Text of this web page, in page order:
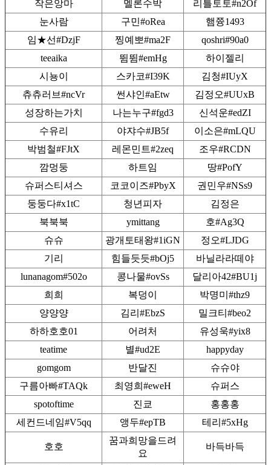
작은앙마
멜론수박
리틀토토#n2Of
눈사람
구민#oRea
햄쯍1493
임★선#DzjF
찡예뽀#ma2F
qoshri#90a0
teeaika
뜀뜀#emHg
하이젤리
시뇽이
스카코#I39K
김청#IUyX
츄츄러브#ncVr
썬샤인#aEtw
김정오#UUxB
성장하는가치
나는누구#fgd3
신석운#edZI
수유리
야쟈수#JB5f
이소은#mLQU
박범철#FJtX
레몬민트#2zeq
조우#RCDN
깜멍둥
하트임
땅#PofY
슈퍼스티셔스
코코이즈#PbyX
권민우#NSs9
둥둥다#x1tC
청년피자
김정은
북북북
ymittang
호#Ag3Q
슈슈
광개토태왕#1iGN
정오#LJDG
기리
힘들듯듯#bOj5
바닐라라떼야
lunanagom#502o
콩나물#ovSs
달리아42#BU1j
희희
복덩이
박명미#thz9
양양양
김리#EbzS
밀크티#beo2
하하호호01
어려처
유성욱#yix8
teatime
별#ud2E
happyday
gomgom
반달진
슈슈야
구름아빠#TAQk
최영희#eweH
슈퍼스
spotoftime
진쿄
홍홍홍
세컨드네임#V5qq
앵두#epTB 테리#5xHg
호호
꿈과희망을드려
요
바득바득